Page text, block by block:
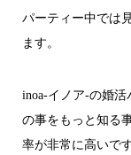
パーティー中では
ます。
inoa-イノア-の婚
の事をもっと知る
率が非常に高いです